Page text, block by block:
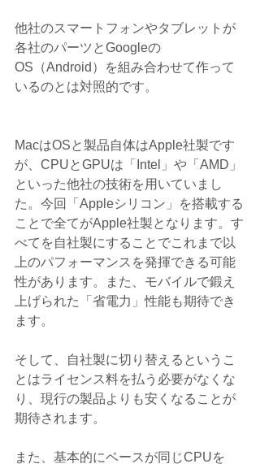
他社のスマートフォンやタブレットが
各社のパーツとGoogleの
OS（Android）を組み合わせて作って
いるのとは対照的です。
MacはOSと製品自体はApple社製です
が、CPUとGPUは「Intel」や「AMD」
といった他社の技術を用いていまし
た。今回「Appleシリコン」を搭載する
ことで全てがApple社製となります。す
べてを自社製にすることでこれまで以
上のパフォーマンスを発揮できる可能
性があります。また、モバイルで鍛え
上げられた「省電力」性能も期待でき
ます。
そして、自社製に切り替えるというこ
とはライセンス料を払う必要がなくな
り、現行の製品よりも安くなることが
期待されます。
また、基本的にベースが同じCPUを